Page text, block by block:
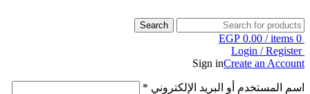
Search
0
items
/
EGP 0.00
Login / Register
Sign inCreate an Account
اسم المستخدم أو البريد الإلكتروني *